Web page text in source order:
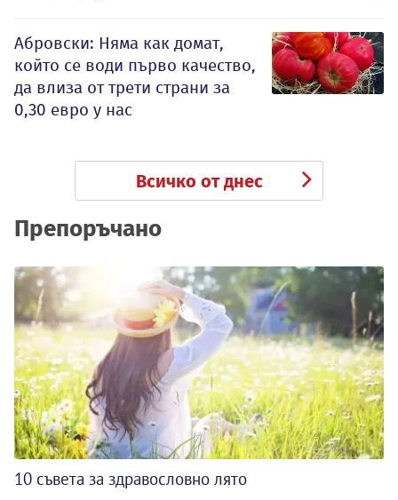
Абровски: Няма как домат,
който се води първо качество,
да влиза от трети страни за
0,30 евро у нас
Всичко от днес
Препоръчано
10 съвета за здравословно лято